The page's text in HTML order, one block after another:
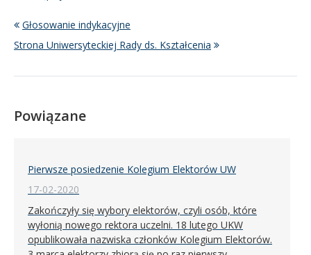
Głosowanie indykacyjne
Strona Uniwersyteckiej Rady ds. Kształcenia
Powiązane
Pierwsze posiedzenie Kolegium Elektorów UW
17-02-2020
Zakończyły się wybory elektorów, czyli osób, które
wyłonią nowego rektora uczelni. 18 lutego UKW
opublikowała nazwiska członków Kolegium Elektorów.